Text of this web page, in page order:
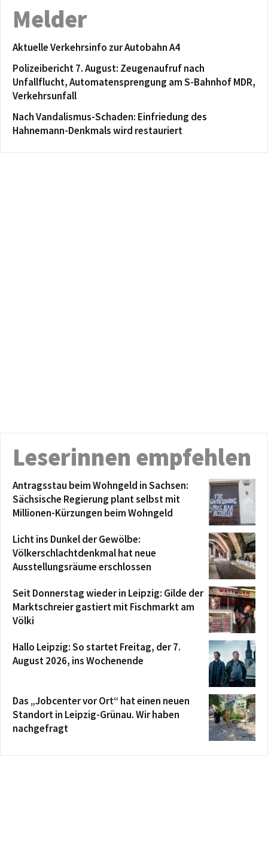
Melder
Aktuelle Verkehrsinfo zur Autobahn A4
Polizeibericht 7. August: Zeugenaufruf nach
Unfallflucht, Automatensprengung am S-Bahnhof MDR,
Verkehrsunfall
Nach Vandalismus-Schaden: Einfriedung des
Hahnemann-Denkmals wird restauriert
Leserinnen empfehlen
Antragsstau beim Wohngeld in Sachsen:
Sächsische Regierung plant selbst mit
Millionen-Kürzungen beim Wohngeld
Licht ins Dunkel der Gewölbe:
Völkerschlachtdenkmal hat neue
Ausstellungsräume erschlossen
Seit Donnerstag wieder in Leipzig: Gilde der
Marktschreier gastiert mit Fischmarkt am
Völki
Hallo Leipzig: So startet Freitag, der 7.
August 2026, ins Wochenende
Das „Jobcenter vor Ort“ hat einen neuen
Standort in Leipzig-Grünau. Wir haben
nachgefragt